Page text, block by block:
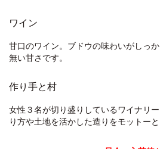
ワイン
甘口のワイン。ブドウの味わいがしっ
無い甘さです。
作り手と村
女性３名が切り盛りしているワイナリ
り方や土地を活かした造りをモットーと